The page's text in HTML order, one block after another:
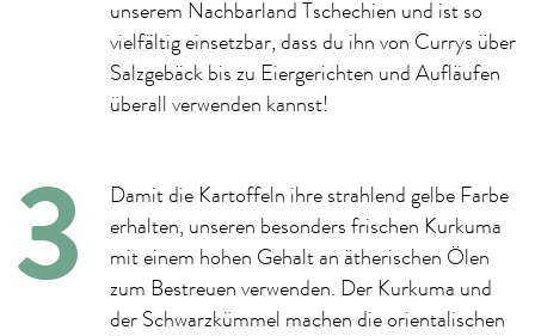
unserem Nachbarland Tschechien und ist so
vielfältig einsetzbar, dass du ihn von Currys über
Salzgebäck bis zu Eiergerichten und Aufläufen
überall verwenden kannst!
Damit die Kartoffeln ihre strahlend gelbe Farbe
erhalten, unseren besonders frischen Kurkuma
mit einem hohen Gehalt an ätherischen Ölen
zum Bestreuen verwenden. Der Kurkuma und
der Schwarzkümmel machen die orientalischen